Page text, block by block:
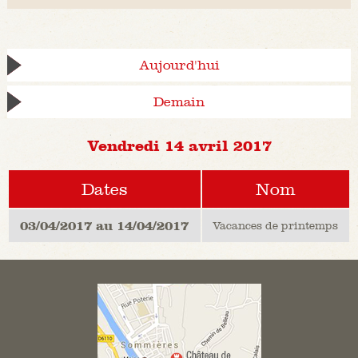
Aujourd'hui
Demain
Vendredi 14 avril 2017
Dates Nom
03/04/2017 au 14/04/2017 Vacances de printemps